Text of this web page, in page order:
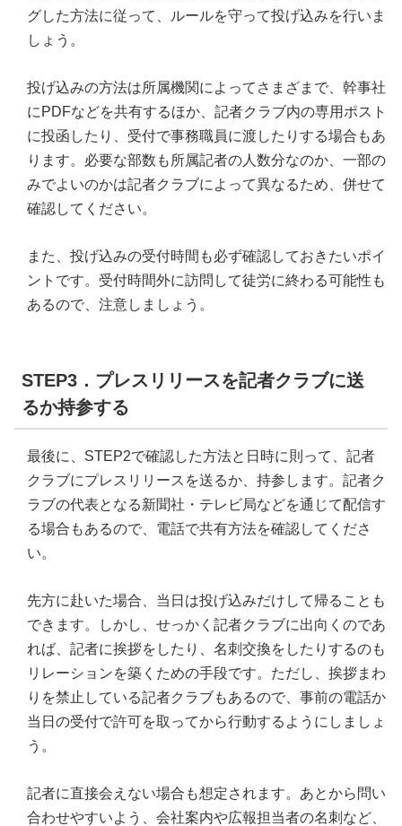
グした方法に従って、ルールを守って投げ込みを行いま
しょう。
投げ込みの方法は所属機関によってさまざまで、幹事社
にPDFなどを共有するほか、記者クラブ内の専用ポスト
に投函したり、受付で事務職員に渡したりする場合もあ
ります。必要な部数も所属記者の人数分なのか、一部の
みでよいのかは記者クラブによって異なるため、併せて
確認してください。
また、投げ込みの受付時間も必ず確認しておきたいポイ
ントです。受付時間外に訪問して徒労に終わる可能性も
あるので、注意しましょう。
STEP3．プレスリリースを記者クラブに送
るか持参する
最後に、STEP2で確認した方法と日時に則って、記者
クラブにプレスリリースを送るか、持参します。記者ク
ラブの代表となる新聞社・テレビ局などを通じて配信す
る場合もあるので、電話で共有方法を確認してくださ
い。
先方に赴いた場合、当日は投げ込みだけして帰ることも
できます。しかし、せっかく記者クラブに出向くのであ
れば、記者に挨拶をしたり、名刺交換をしたりするのも
リレーションを築くための手段です。ただし、挨拶まわ
りを禁止している記者クラブもあるので、事前の電話か
当日の受付で許可を取ってから行動するようにしましょ
う。
記者に直接会えない場合も想定されます。あとから問い
合わせやすいよう、会社案内や広報担当者の名刺など、